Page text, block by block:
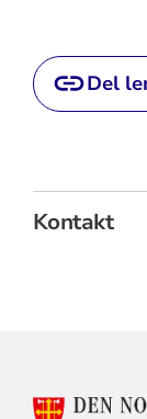
Del
Kontakt